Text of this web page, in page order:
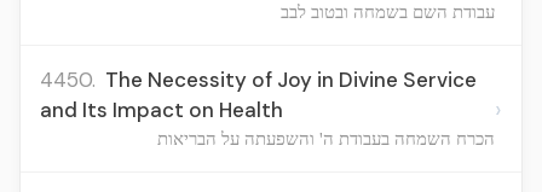
עבודת השם בשמחה ובטוב לבב
4450. The Necessity of Joy in Divine Service
and Its Impact on Health
הכרח השמחה בעבודת ה' והשפעתה על הבריאות
›